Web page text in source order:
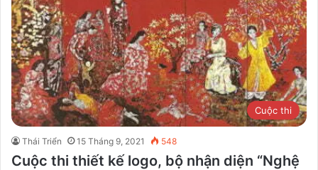
Cuộc thi
Thái Triển 15 Tháng 9, 2021 548
Cuộc thi thiết kế logo, bộ nhận diện “Nghệ